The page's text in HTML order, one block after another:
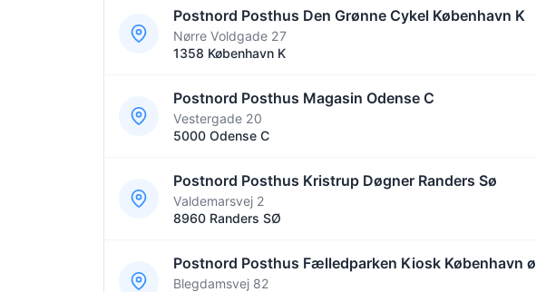
Postnord Posthus Den Grønne Cykel København K
Nørre Voldgade 27
1358 København K
Postnord Posthus Magasin Odense C
Vestergade 20
5000 Odense C
Postnord Posthus Kristrup Døgner Randers Sø
Valdemarsvej 2
8960 Randers SØ
Postnord Posthus Fælledparken Kiosk København ø
Blegdamsvej 82